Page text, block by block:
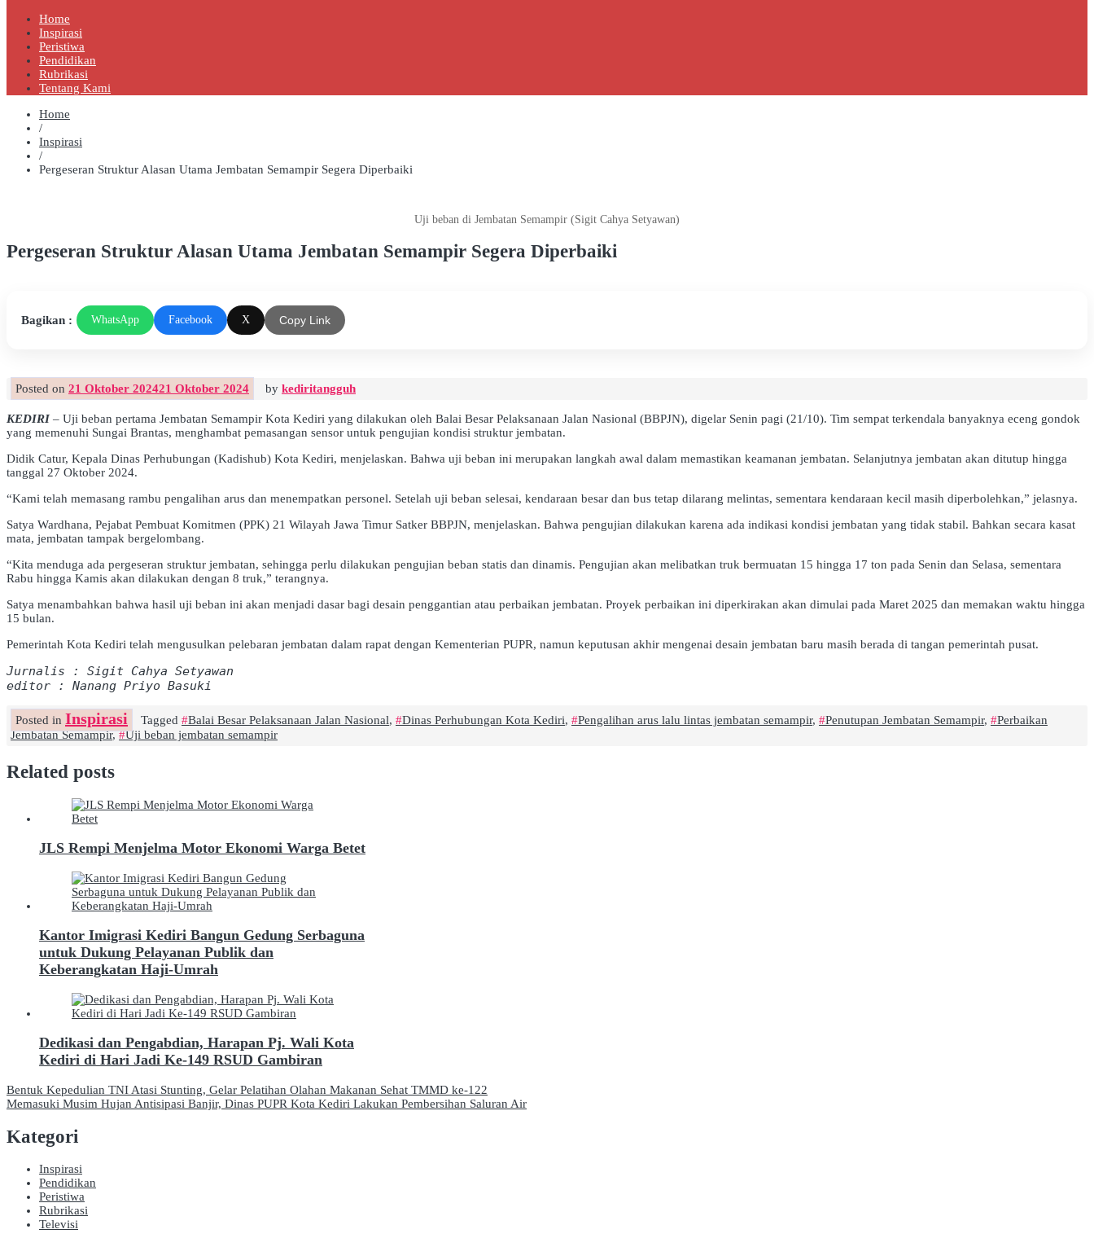
Home
Inspirasi
Peristiwa
Pendidikan
Rubrikasi
Tentang Kami
Home
/
Inspirasi
/
Pergeseran Struktur Alasan Utama Jembatan Semampir Segera Diperbaiki
Uji beban di Jembatan Semampir (Sigit Cahya Setyawan)
Pergeseran Struktur Alasan Utama Jembatan Semampir Segera Diperbaiki
Bagikan : WhatsApp Facebook X Copy Link
Posted on 21 Oktober 202421 Oktober 2024 by kediritangguh
KEDIRI– Uji beban pertama Jembatan Semampir Kota Kediri yang dilakukan oleh Balai Besar Pelaksanaan Jalan Nasional (BBPJN), digelar Senin pagi (21/10). Tim sempat terkendala banyaknya eceng gondok
yang memenuhi Sungai Brantas, menghambat pemasangan sensor untuk pengujian kondisi struktur jembatan.
Didik Catur, Kepala Dinas Perhubungan (Kadishub) Kota Kediri, menjelaskan. Bahwa uji beban ini merupakan langkah awal dalam memastikan keamanan jembatan. Selanjutnya jembatan akan ditutup hingga
tanggal 27 Oktober 2024.
“Kami telah memasang rambu pengalihan arus dan menempatkan personel. Setelah uji beban selesai, kendaraan besar dan bus tetap dilarang melintas, sementara kendaraan kecil masih diperbolehkan,” jelasnya.
Satya Wardhana, Pejabat Pembuat Komitmen (PPK) 21 Wilayah Jawa Timur Satker BBPJN, menjelaskan. Bahwa pengujian dilakukan karena ada indikasi kondisi jembatan yang tidak stabil. Bahkan secara kasat
mata, jembatan tampak bergelombang.
“Kita menduga ada pergeseran struktur jembatan, sehingga perlu dilakukan pengujian beban statis dan dinamis. Pengujian akan melibatkan truk bermuatan 15 hingga 17 ton pada Senin dan Selasa, sementara
Rabu hingga Kamis akan dilakukan dengan 8 truk,” terangnya.
Satya menambahkan bahwa hasil uji beban ini akan menjadi dasar bagi desain penggantian atau perbaikan jembatan. Proyek perbaikan ini diperkirakan akan dimulai pada Maret 2025 dan memakan waktu hingga
15 bulan.
Pemerintah Kota Kediri telah mengusulkan pelebaran jembatan dalam rapat dengan Kementerian PUPR, namun keputusan akhir mengenai desain jembatan baru masih berada di tangan pemerintah pusat.
Jurnalis : Sigit Cahya Setyawan
editor : Nanang Priyo Basuki
Posted in Inspirasi Tagged Balai Besar Pelaksanaan Jalan Nasional, Dinas Perhubungan Kota Kediri, Pengalihan arus lalu lintas jembatan semampir, Penutupan Jembatan Semampir,
Perbaikan
Jembatan Semampir, Uji beban jembatan semampir
Related posts
JLS Rempi Menjelma Motor Ekonomi Warga Betet
Kantor Imigrasi Kediri Bangun Gedung Serbaguna
untuk Dukung Pelayanan Publik dan
Keberangkatan Haji-Umrah
Dedikasi dan Pengabdian, Harapan Pj. Wali Kota
Kediri di Hari Jadi Ke-149 RSUD Gambiran
Navigasi
pos
Bentuk Kepedulian TNI Atasi Stunting, Gelar Pelatihan Olahan Makanan Sehat TMMD ke-122
Memasuki Musim Hujan Antisipasi Banjir, Dinas PUPR Kota Kediri Lakukan Pembersihan Saluran Air
Kategori
Inspirasi
Pendidikan
Peristiwa
Rubrikasi
Televisi